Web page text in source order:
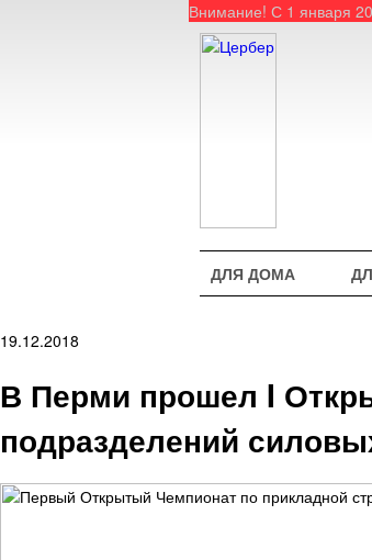
Внимание! С 1 января
ДЛЯ ДОМА
19.12.2018
В Перми прошел I
подразделений